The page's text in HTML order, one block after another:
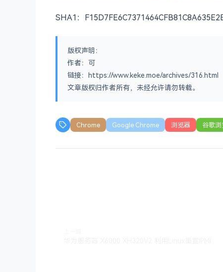
SHA1：
版权声明：
作者：可
链接：https://www.keke.moe/archives/316.html
文章版权归作者所有，未经允许请勿转载。
Chrome Google Chrome 浏览器 谷歌